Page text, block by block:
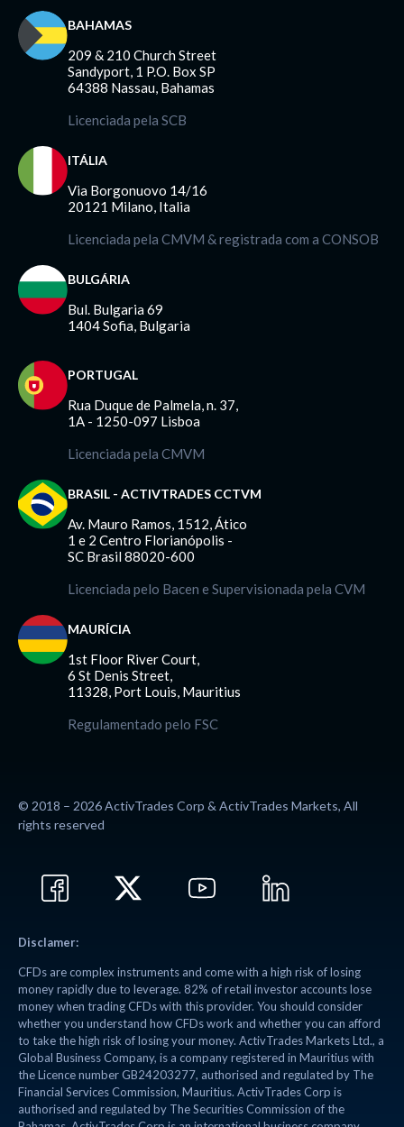
BAHAMAS
209 & 210 Church Street
Sandyport, 1 P.O. Box SP
64388 Nassau, Bahamas
Licenciada pela SCB
ITÁLIA
Via Borgonuovo 14/16
20121 Milano, Italia
Licenciada pela CMVM & registrada com a CONSOB
BULGÁRIA
Bul. Bulgaria 69
1404 Sofia, Bulgaria
PORTUGAL
Rua Duque de Palmela, n. 37,
1A - 1250-097 Lisboa
Licenciada pela CMVM
BRASIL - ACTIVTRADES CCTVM
Av. Mauro Ramos, 1512, Ático
1 e 2 Centro Florianópolis -
SC Brasil 88020-600
Licenciada pelo Bacen e Supervisionada pela CVM
MAURÍCIA
1st Floor River Court,
6 St Denis Street,
11328, Port Louis, Mauritius
Regulamentado pelo FSC
© 2018 – 2026 ActivTrades Corp & ActivTrades Markets, All
rights reserved
Disclamer:
CFDs are complex instruments and come with a high risk of losing
money rapidly due to leverage. 82% of retail investor accounts lose
money when trading CFDs with this provider. You should consider
whether you understand how CFDs work and whether you can afford
to take the high risk of losing your money. ActivTrades Markets Ltd., a
Global Business Company, is a company registered in Mauritius with
the Licence number GB24203277, authorised and regulated by The
Financial Services Commission, Mauritius. ActivTrades Corp is
authorised and regulated by The Securities Commission of the